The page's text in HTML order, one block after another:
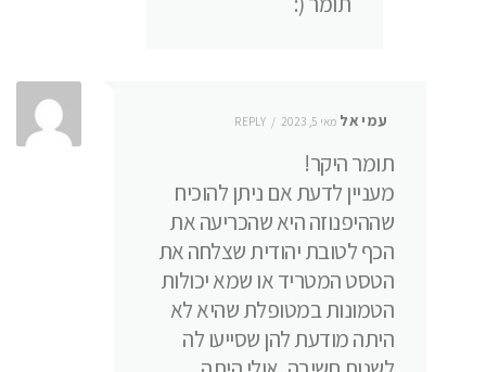
עמיאל מאי 5, 2023 REPLY
תומר היקר!
מעניין לדעת אם ניתן להוכיח
שההיפנוזה היא שהכריעה את
הכף לטובת יהודית שצלחה את
הטסט המטריד או שמא יכולות
הטמונות במטופלת שהיא לא
היתה מודעת להן שסייעו לה